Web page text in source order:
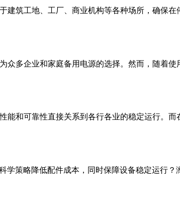
筑工地、工厂、商业机构等各种场所，确保
多企业和家庭备用电源的选择。然而，随着
能和可靠性直接关系到各行各业的稳定运行。
策略降低配件成本，同时保障设备稳定运行？